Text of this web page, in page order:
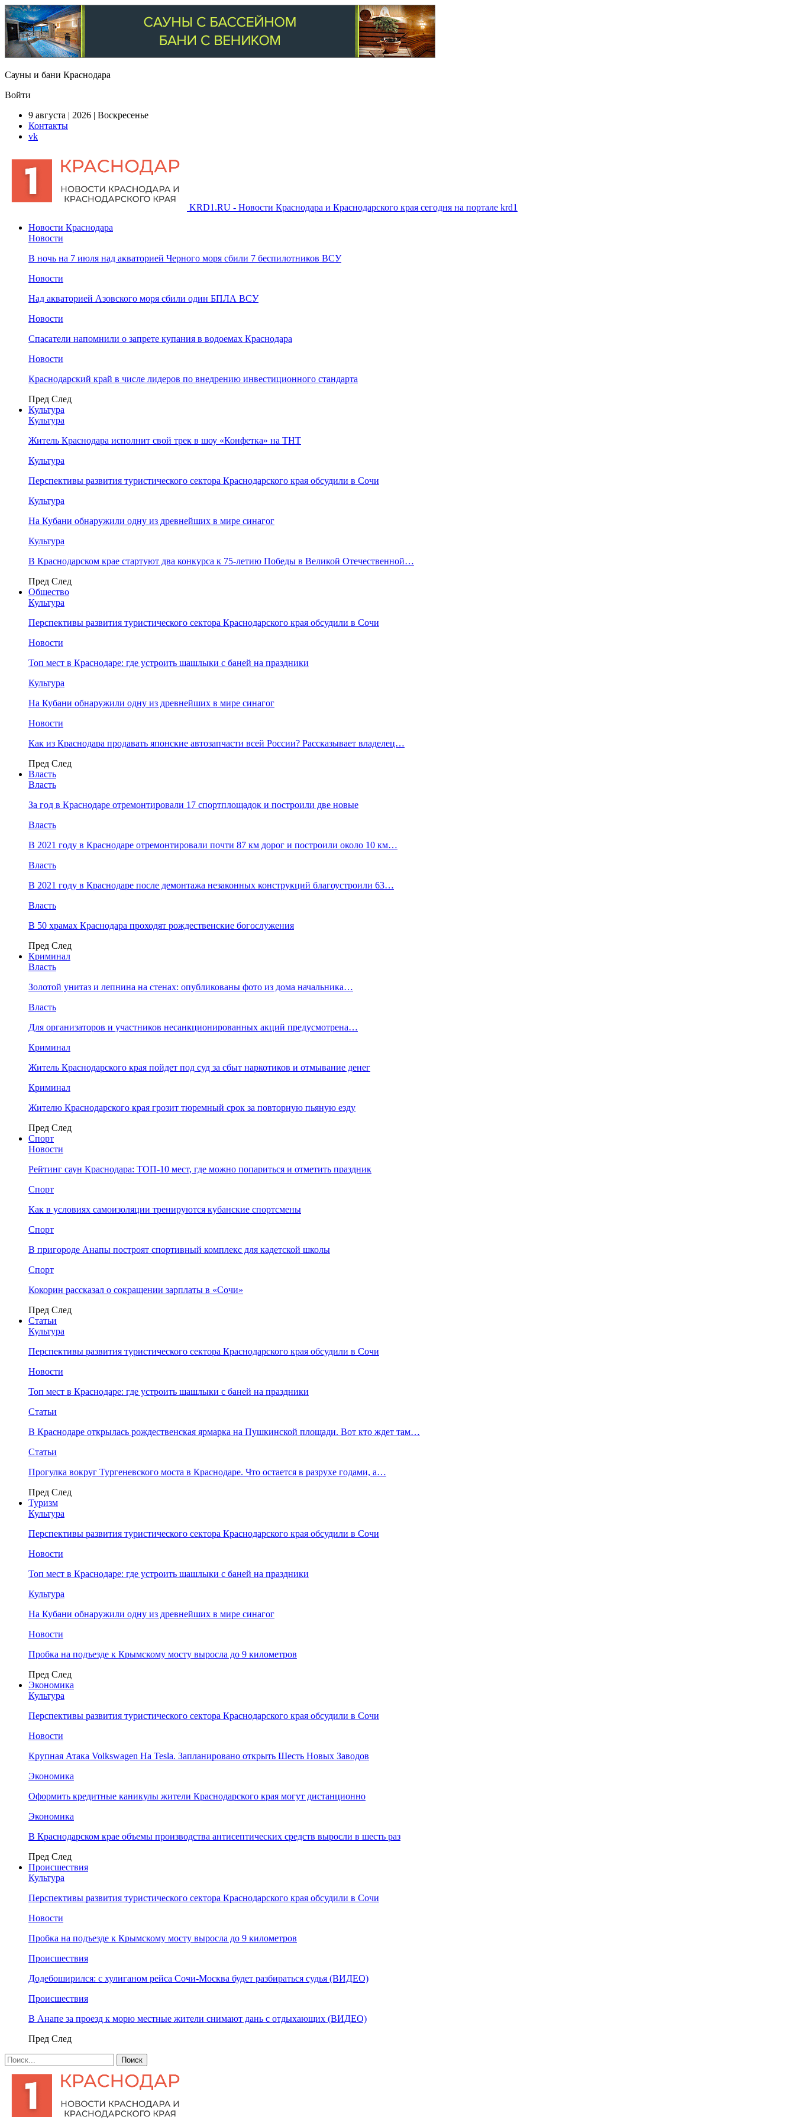
Сауны и бани Краснодара
Войти
9 августа | 2026 | Воскресенье
Контакты
vk
KRD1.RU - Новости Краснодара и Краснодарского края сегодня на портале krd1
Новости Краснодара
Новости
В ночь на 7 июля над акваторией Черного моря сбили 7 беспилотников ВСУ
Новости
Над акваторией Азовского моря сбили один БПЛА ВСУ
Новости
Спасатели напомнили о запрете купания в водоемах Краснодара
Новости
Краснодарский край в числе лидеров по внедрению инвестиционного стандарта
Пред След
Культура
Культура
Житель Краснодара исполнит свой трек в шоу «Конфетка» на ТНТ
Культура
Перспективы развития туристического сектора Краснодарского края обсудили в Сочи
Культура
На Кубани обнаружили одну из древнейших в мире синагог
Культура
В Краснодарском крае стартуют два конкурса к 75-летию Победы в Великой Отечественной…
Пред След
Общество
Культура
Перспективы развития туристического сектора Краснодарского края обсудили в Сочи
Новости
Топ мест в Краснодаре: где устроить шашлыки с баней на праздники
Культура
На Кубани обнаружили одну из древнейших в мире синагог
Новости
Как из Краснодара продавать японские автозапчасти всей России? Рассказывает владелец…
Пред След
Власть
Власть
За год в Краснодаре отремонтировали 17 спортплощадок и построили две новые
Власть
В 2021 году в Краснодаре отремонтировали почти 87 км дорог и построили около 10 км…
Власть
В 2021 году в Краснодаре после демонтажа незаконных конструкций благоустроили 63…
Власть
В 50 храмах Краснодара проходят рождественские богослужения
Пред След
Криминал
Власть
​Золотой унитаз и лепнина на стенах: опубликованы фото из дома начальника…
Власть
Для организаторов и участников несанкционированных акций предусмотрена…
Криминал
Житель Краснодарского края пойдет под суд за сбыт наркотиков и отмывание денег
Криминал
Жителю Краснодарского края грозит тюремный срок за повторную пьяную езду
Пред След
Спорт
Новости
Рейтинг саун Краснодара: ТОП-10 мест, где можно попариться и отметить праздник
Спорт
Как в условиях самоизоляции тренируются кубанские спортсмены
Спорт
В пригороде Анапы построят спортивный комплекс для кадетской школы
Спорт
Кокорин рассказал о сокращении зарплаты в «Сочи»
Пред След
Статьи
Культура
Перспективы развития туристического сектора Краснодарского края обсудили в Сочи
Новости
Топ мест в Краснодаре: где устроить шашлыки с баней на праздники
Статьи
В Краснодаре открылась рождественская ярмарка на Пушкинской площади. Вот кто ждет там…
Статьи
Прогулка вокруг Тургеневского моста в Краснодаре. Что остается в разрухе годами, а…
Пред След
Туризм
Культура
Перспективы развития туристического сектора Краснодарского края обсудили в Сочи
Новости
Топ мест в Краснодаре: где устроить шашлыки с баней на праздники
Культура
На Кубани обнаружили одну из древнейших в мире синагог
Новости
Пробка на подъезде к Крымскому мосту выросла до 9 километров
Пред След
Экономика
Культура
Перспективы развития туристического сектора Краснодарского края обсудили в Сочи
Новости
Крупная Атака Volkswagen На Tesla. Запланировано открыть Шесть Новых Заводов
Экономика
Оформить кредитные каникулы жители Краснодарского края могут дистанционно
Экономика
В Краснодарском крае объемы производства антисептических средств выросли в шесть раз
Пред След
Происшествия
Культура
Перспективы развития туристического сектора Краснодарского края обсудили в Сочи
Новости
Пробка на подъезде к Крымскому мосту выросла до 9 километров
Происшествия
Додебоширился: с хулиганом рейса Сочи-Москва будет разбираться судья (ВИДЕО)
Происшествия
В Анапе за проезд к морю местные жители снимают дань с отдыхающих (ВИДЕО)
Пред След